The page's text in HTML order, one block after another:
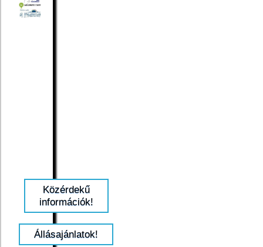
Közérdekű
információk!
Állásajánlatok!